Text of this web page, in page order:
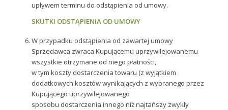
upływem terminu do odstąpienia od umowy.
SKUTKI ODSTĄPIENIA OD UMOWY
W przypadku odstąpienia od zawartej umowy
Sprzedawca zwraca Kupującemu uprzywilejowanemu
wszystkie otrzymane od niego płatności,
w tym koszty dostarczenia towaru (z wyjątkiem
dodatkowych kosztów wynikających z wybranego przez
Kupującego uprzywilejowanego
sposobu dostarczenia innego niż najtańszy zwykły